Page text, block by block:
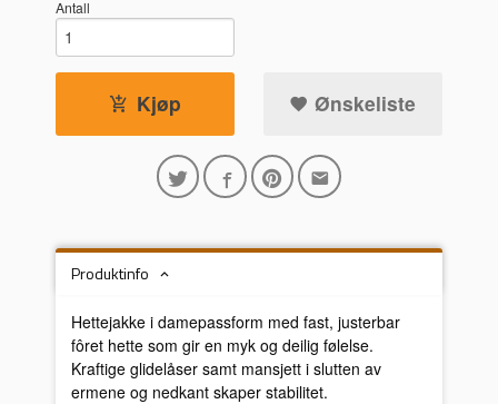
Antall
Kjøp Ønskeliste
Produktinfo
Hettejakke i damepassform med fast, justerbar
fôret hette som gir en myk og deilig følelse.
Kraftige glidelåser samt mansjett i slutten av
ermene og nedkant skaper stabilitet.